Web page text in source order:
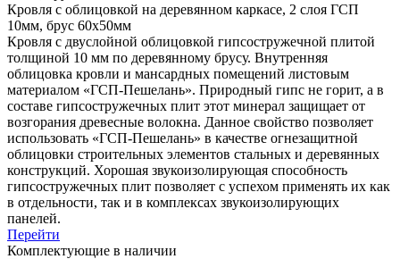
Кровля с облицовкой на деревянном каркасе, 2 слоя ГСП
10мм, брус 60х50мм
Кровля с двуслойной облицовкой гипсостружечной плитой
толщиной 10 мм по деревянному брусу. Внутренняя
облицовка кровли и мансардных помещений листовым
материалом «ГСП-Пешелань». Природный гипс не горит, а в
составе гипсостружечных плит этот минерал защищает от
возгорания древесные волокна. Данное свойство позволяет
использовать «ГСП-Пешелань» в качестве огнезащитной
облицовки строительных элементов стальных и деревянных
конструкций. Хорошая звукоизолирующая способность
гипсостружечных плит позволяет с успехом применять их как
в отдельности, так и в комплексах звукоизолирующих
панелей.
Перейти
Комплектующие в наличии